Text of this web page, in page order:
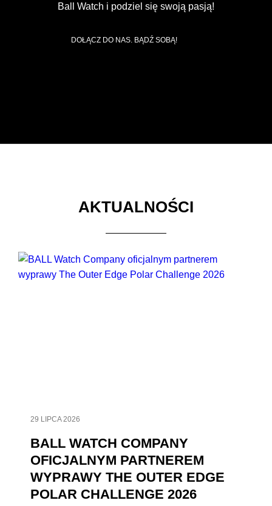
Ball Watch i podziel się swoją pasją!
DOŁĄCZ DO NAS. BĄDŹ SOBĄ!
AKTUALNOŚCI
29 LIPCA 2026
BALL WATCH COMPANY
OFICJALNYM PARTNEREM
WYPRAWY THE OUTER EDGE
POLAR CHALLENGE 2026